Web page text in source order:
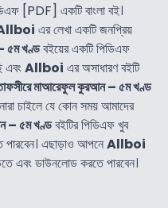
[PDF] একটি বাংলা বই।
এর লেখা একটি জনপ্রিয়
৫ম খণ্ডবইয়ের একটি পিডিএফ
এবংAllboi এর অসাধারণ বইটি
মাআরেফুল কুরআন – ৫ম খণ্ড
চাইলে যে কোন সময় আমাদের
– ৫ম খণ্ডবইটির পিডিএফ খুব
এছাড়াও আপনেAllboi
এবং ডাউনলোড করতে পারবেন।